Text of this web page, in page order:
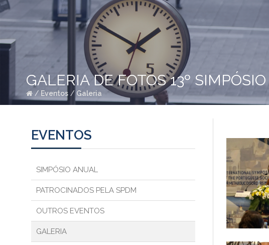
GALERIA DE FOTOS 13º
/ Eventos / Galeria
EVENTOS
SIMPÓSIO ANUAL
PATROCINADOS PELA SPDM
OUTROS EVENTOS
GALERIA